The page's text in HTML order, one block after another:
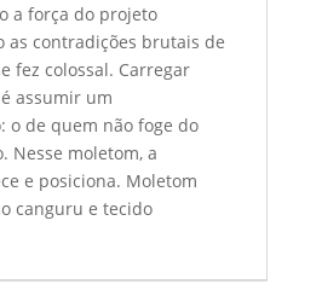
a força do projeto
as contradições brutais de
fez colossal. Carregar
assumir um
o de quem não foge do
Nesse moletom, a
e posiciona. Moletom
canguru e tecido